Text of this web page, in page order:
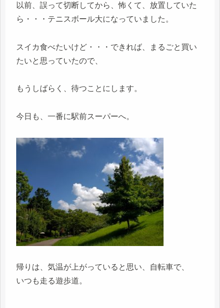
以前、誤って切断してから、怖くて、放置していた
ら・・・テニスボール大になっていました。
スイカ食べたいけど・・・できれば、まるごと買い
たいと思っていたので、
もうしばらく、待つことにします。
今日も、一番に駅前スーパーへ。
帰りは、気温が上がっていると思い、自転車で、
いつも走る遊歩道。